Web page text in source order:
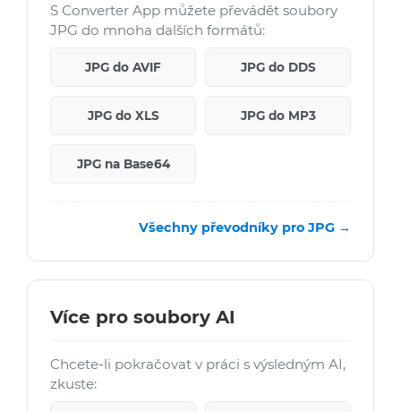
S Converter App můžete převádět soubory
JPG do mnoha dalších formátů:
JPG do AVIF JPG do DDS
JPG do XLS JPG do MP3
JPG na Base64
Všechny převodníky pro JPG →
Více pro soubory AI
Chcete-li pokračovat v práci s výsledným AI,
zkuste: